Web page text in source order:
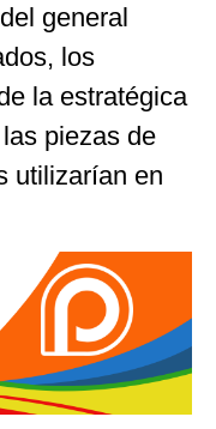
general
los
la estratégica
piezas de
utilizarían en